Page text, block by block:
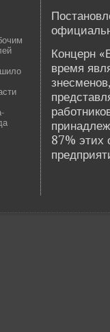
Концерн
время
87% этих